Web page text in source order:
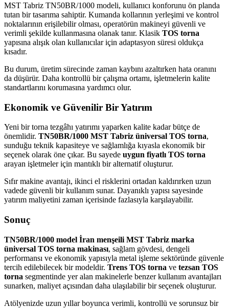
MST Tabriz TN50BR/1000 modeli, kullanıcı konforunu ön planda
tutan bir tasarıma sahiptir. Kumanda kollarının yerleşimi ve kontrol
noktalarının erişilebilir olması, operatörün makineyi güvenli ve
verimli şekilde kullanmasına olanak tanır. Klasik TOS torna
yapısına alışık olan kullanıcılar için adaptasyon süresi oldukça
kısadır.
Bu durum, üretim sürecinde zaman kaybını azaltırken hata oranını
da düşürür. Daha kontrollü bir çalışma ortamı, işletmelerin kalite
standartlarını korumasına yardımcı olur.
Ekonomik ve Güvenilir Bir Yatırım
Yeni bir torna tezgâhı yatırımı yaparken kalite kadar bütçe de
önemlidir. TN50BR/1000 MST Tabriz üniversal TOS torna,
sunduğu teknik kapasiteye ve sağlamlığa kıyasla ekonomik bir
seçenek olarak öne çıkar. Bu sayede uygun fiyatlı TOS torna
arayan işletmeler için mantıklı bir alternatif oluşturur.
Sıfır makine avantajı, ikinci el risklerini ortadan kaldırırken uzun
vadede güvenli bir kullanım sunar. Dayanıklı yapısı sayesinde
yatırım maliyetini zaman içerisinde fazlasıyla karşılayabilir.
Sonuç
TN50BR/1000 model İran menşeili MST Tabriz marka
üniversal TOS torna makinası, sağlam gövdesi, dengeli
performansı ve ekonomik yapısıyla metal işleme sektöründe güvenle
tercih edilebilecek bir modeldir. Trens TOS torna ve tezsan TOS
torna segmentinde yer alan makinelerle benzer kullanım avantajları
sunarken, maliyet açısından daha ulaşılabilir bir seçenek oluşturur.
Atölyenizde uzun yıllar boyunca verimli, kontrollü ve sorunsuz bir